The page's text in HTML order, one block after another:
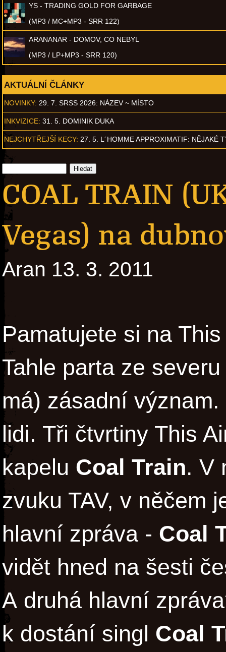
YS - TRADING GOLD FOR GARBAGE
(MP3 / MC+MP3 - SRR 122)
ARANANAR - DOMOV, CO NEBYL
(MP3 / LP+MP3 - SRR 120)
AKTUÁLNÍ ČLÁNKY
NOVINKY: 29. 7. SRSS 2026: NÁZEV ~ MÍSTO
INKVIZICE: 31. 5. DOMINIK DUKA
NEJCHYTŘEJŠÍ KECY: 27. 5. L´HOMME APPROXIMATIF: NĚJAKÉ
COAL TRAIN
Vegas) na
Aran 13. 3. 2011
Pamatujete si na
Tahle parta ze
má) zásadní
lidi. Tři čtvrtiny This
kapelu Coal Train. V
zvuku TAV, v něčem
hlavní zpráva - Coal
vidět hned na šesti
A druhá hlavní
k dostání singl Coal